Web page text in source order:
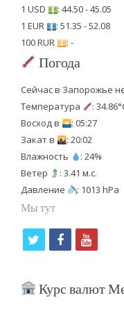
1 USD
: 44.50 - 45.05
1 EUR
: 51.35 - 52.08
100 RUR
: -
Погода
Сейчас в Запорожье
Температура
:
Восход в
: 05:27
Закат в
: 20:02
Влажность
: 24%
Ветер
: 3.41 м.с.
Давление
: 1013 hPa
Мы тут
i
f
c
y
u
Курс валют